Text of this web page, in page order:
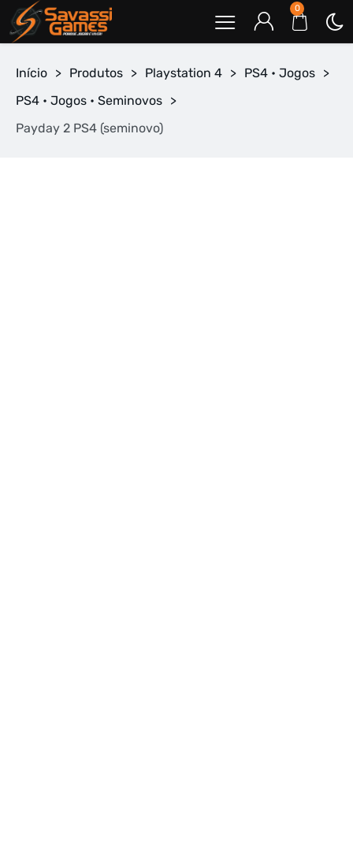
0
Início > Produtos > Playstation 4 > PS4 • Jogos >
PS4 • Jogos • Seminovos >
Payday 2 PS4 (seminovo)